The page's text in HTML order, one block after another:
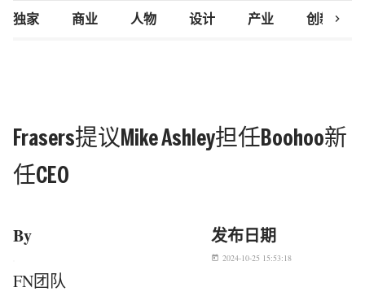
独家 商业 人物 设计 产业 创新研究
chevron_right
Frasers提议Mike Ashley担任Boohoo新
任CEO
By
FN团队
发布日期
today 2024-10-25 15:53:18